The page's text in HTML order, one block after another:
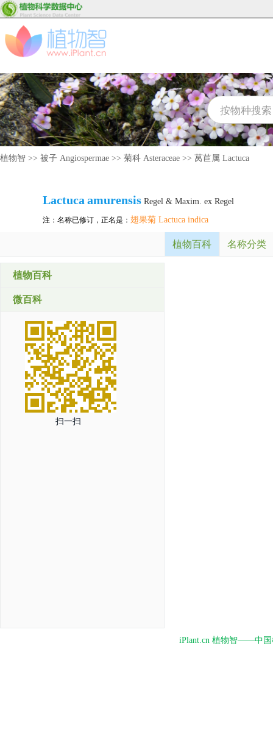
植物智 >> 被子 Angiospermae >> 菊科 Asteraceae >> 莴苣属 Lactuca
Lactuca amurensis Regel & Maxim. ex Regel
注：名称已修订，正名是： 翅果菊 Lactuca indica
植物百科 名称分类
植物百科
微百科
扫一扫
iPlant.cn 植物智——中国